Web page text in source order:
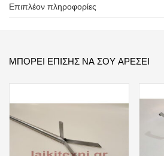
Επιπλέον πληροφορίες
ΜΠΟΡΕΊ ΕΠΊΣΗΣ ΝΑ ΣΟΥ ΑΡΈΣΕΙ